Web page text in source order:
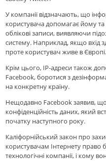
У компанії відзначають, що
користувача допомагає йому
облікові записи, виявляючи
систему. Наприклад, якщо вхід
проте користувач живе в Європі.
Крім цього, IP-адреси також
Facebook, боротися з
на конкретну країну.
Нещодавно Facebook заявив,
конфіденційність даних, який
початку наступного року.
Каліфорнійський закон про
користувачам Інтернету право
технологічні компанії, і кому